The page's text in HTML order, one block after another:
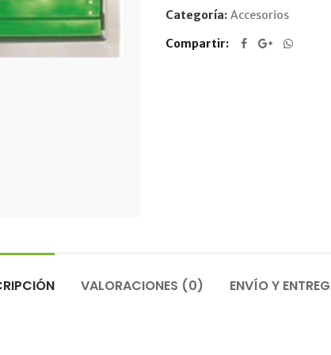
Categoría: Accesorios
Compartir
VALORACIONES (0) ENVÍO Y